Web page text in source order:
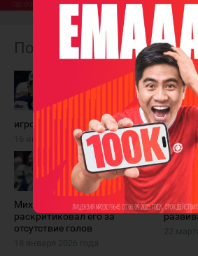
Похожие материалы
Старченко
объявил о
завершении
игровой карьеры
16 июля 2026 года 27
Роман
Старченко стал
тренером
"Номада". Ранее
Михаил Кравец
раскритиковал его за
отсутствие голов